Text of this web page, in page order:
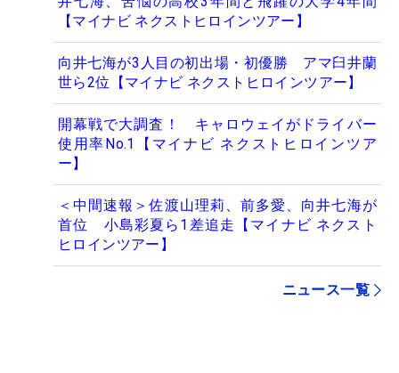
【マイナビ ネクストヒロインツアー】
向井七海が3人目の初出場・初優勝 アマ臼井蘭
世ら2位【マイナビ ネクストヒロインツアー】
開幕戦で大調査！ キャロウェイがドライバー
使用率No.1【マイナビ ネクストヒロインツア
ー】
＜中間速報＞佐渡山理莉、前多愛、向井七海が
首位 小島彩夏ら1差追走【マイナビ ネクスト
ヒロインツアー】
ニュース一覧